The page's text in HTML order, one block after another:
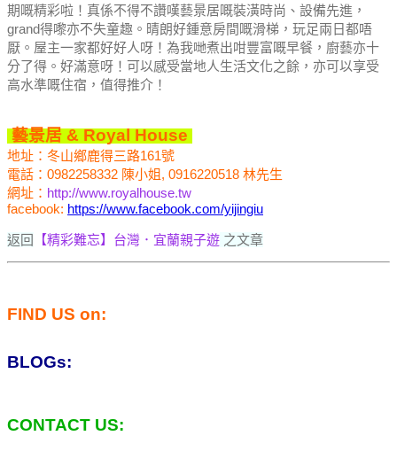
期嘅精彩啦！ 真係不得不讚嘆藝景居嘅裝潢時尚、設備先進，
grand得嚟亦不失童趣。 晴朗好鍾意房間嘅滑梯，玩足兩日都唔
厭。 屋主一家都好好人呀！ 為我哋煮出咁豐富嘅早餐，廚藝亦十
分了得。 好滿意呀！ 可以感受當地人生活文化之餘，亦可以享受
高水準嘅住宿，值得推介！
藝景居 & Royal House
地址：冬山鄉鹿得三路161號
電話：0982258332 陳小姐, 0916220518 林先生
網址： http://www.royalhouse.tw
facebook: https://www.facebook.com/yijingiu
返回 【精彩難忘】台灣．宜蘭親子遊 之文章
FIND US on:
BLOGs:
CONTACT US: